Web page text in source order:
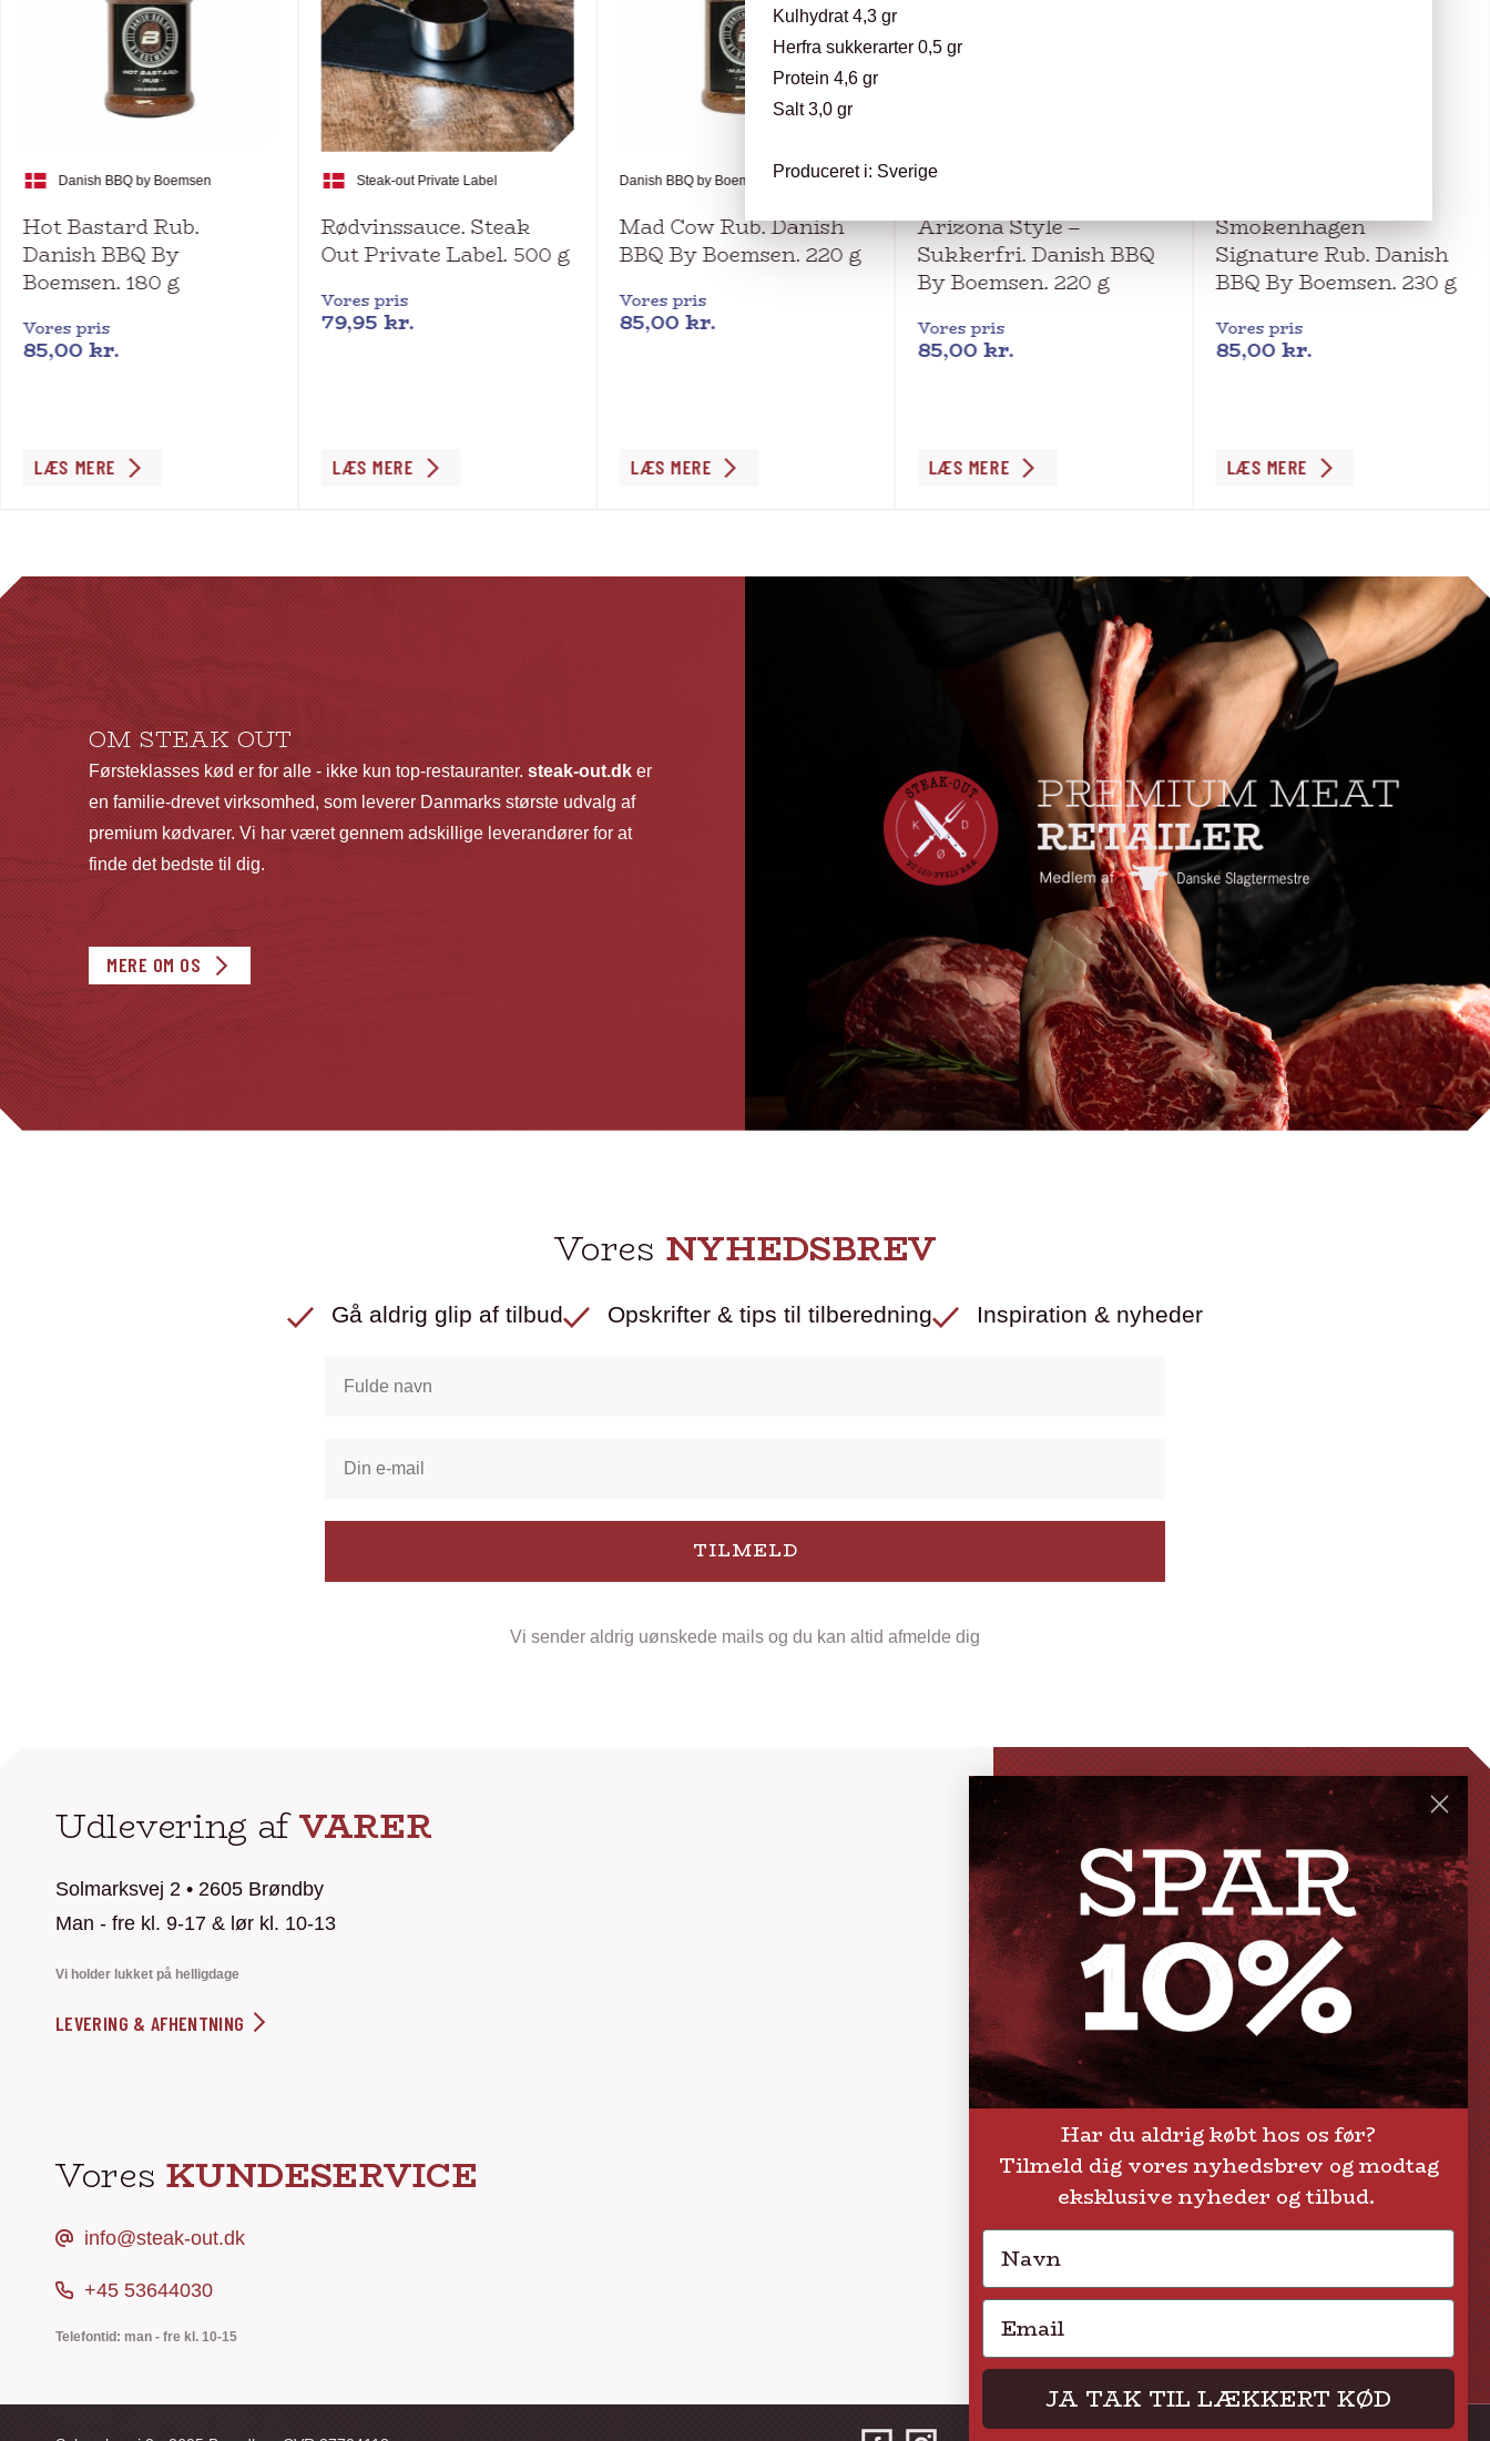
Kulhydrat 4,3 gr
Herfra sukkerarter 0,5 gr
Protein 4,6 gr
Salt 3,0 gr
Produceret i: Sverige
Danish BBQ by Boemsen
Hot Bastard Rub.
Danish BBQ By
Boemsen. 180 g
Vores pris
85,00kr.
LÆS MERE
Steak-out Private Label
Rødvinssauce. Steak
Out Private Label. 500 g
Vores pris
79,95 kr.
LÆS MERE
Danish BBQ by Boemsen
Mad Cow Rub. Danish
BBQ By Boemsen. 220 g
Vores pris
85,00kr.
LÆS MERE
Arizona Style –
Sukkerfri. Danish BBQ
By Boemsen. 220 g
Vores pris
85,00kr.
LÆS MERE
Smokenhagen
Signature Rub. Danish
BBQ By Boemsen. 230 g
Vores pris
85,00kr.
LÆS MERE
OM STEAK OUT
Førsteklasses kød er for alle - ikke kun top-restauranter. steak-out.dk er
en familie-drevet virksomhed, som leverer Danmarks største udvalg af
premium kødvarer. Vi har været gennem adskillige leverandører for at
finde det bedste til dig.
MERE OM OS
Vores NYHEDSBREV
Gå aldrig glip af tilbud Opskrifter & tips til tilberedning Inspiration & nyheder
TILMELD
Vi sender aldrig uønskede mails og du kan altid afmelde dig
Udlevering afVARER
Solmarksvej 2 • 2605 Brøndby
Man - fre kl. 9-17 & lør kl. 10-13
Vi holder lukket på helligdage
LEVERING & AFHENTNING
Vores KUNDESERVICE
info@steak-out.dk
+45 53644030
Telefontid: man - fre kl. 10-15
GENVEJE
Handelsbetingelser
FAQ
Levering eller afhentning
Om Steak-out.dk
Persondatapolitik
Har du aldrig købt hos os før?
Tilmeld dig vores nyhedsbrev og modtag
eksklusive nyheder og tilbud.
Navn
Email
JA TAK TIL LÆKKERT KØD